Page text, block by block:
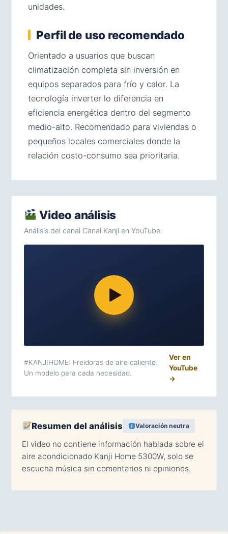
unidades.
Perfil de uso recomendado
Orientado a usuarios que buscan
climatización completa sin inversión en
equipos separados para frío y calor. La
tecnología inverter lo diferencia en
eficiencia energética dentro del segmento
medio-alto. Recomendado para viviendas o
pequeños locales comerciales donde la
relación costo-consumo sea prioritaria.
Video análisis
Análisis del canal Canal Kanji en YouTube.
#KANJIHOME: Freidoras de aire caliente.
Un modelo para cada necesidad.
Ver en
YouTube
→
Resumen del análisis Valoración neutra
El video no contiene información hablada sobre el
aire acondicionado Kanji Home 5300W, solo se
escucha música sin comentarios ni opiniones.